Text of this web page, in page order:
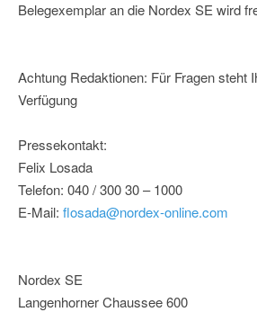
Belegexemplar an die Nordex SE wird
Achtung Redaktionen: Für Fragen steht
Verfügung
Pressekontakt:
Felix Losada
Telefon: 040 / 300 30 – 1000
E-Mail: flosada@nordex-online.com
Nordex SE
Langenhorner Chaussee 600